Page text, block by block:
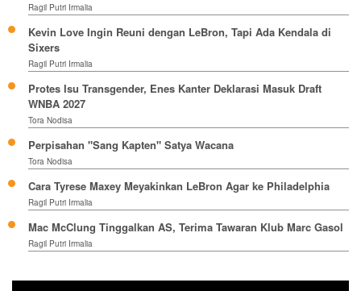
Ragil Putri Irmalia
Kevin Love Ingin Reuni dengan LeBron, Tapi Ada Kendala di
Sixers
Ragil Putri Irmalia
Protes Isu Transgender, Enes Kanter Deklarasi Masuk Draft
WNBA 2027
Tora Nodisa
Perpisahan "Sang Kapten" Satya Wacana
Tora Nodisa
Cara Tyrese Maxey Meyakinkan LeBron Agar ke Philadelphia
Ragil Putri Irmalia
Mac McClung Tinggalkan AS, Terima Tawaran Klub Marc Gasol
Ragil Putri Irmalia